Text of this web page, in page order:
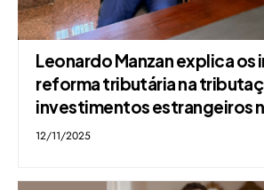
Leonardo Manzan explica os
reforma tributária na
investimentos estrangeiros
12/11/2025